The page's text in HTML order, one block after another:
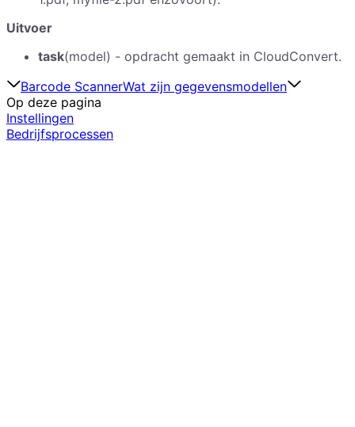
Uitvoer
task(model) - opdracht gemaakt in CloudConvert.
Barcode ScannerWat zijn gegevensmodellen
Op deze pagina
Instellingen
Bedrijfsprocessen